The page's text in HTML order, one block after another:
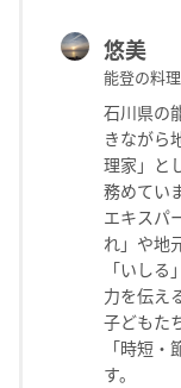
悠美
能登の料
石川県の
きながら
理家」と
務めてい
エキスパ
れ」や地
「いし
力を伝え
子どもた
「時短
す。